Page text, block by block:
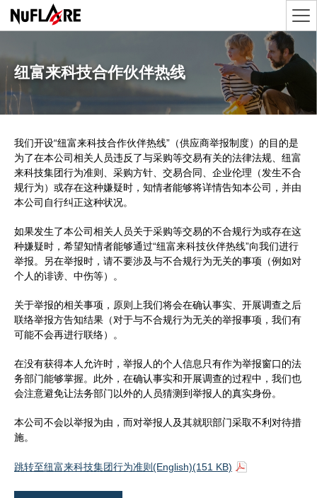
纽富来科技合作伙伴热线
我们开设“纽富来科技合作伙伴热线”（供应商举报制度）的目的是
为了在本公司相关人员违反了与采购等交易有关的法律法规、纽富
来科技集团行为准则、采购方针、交易合同、企业伦理（发生不合
规行为）或存在这种嫌疑时，知情者能够将详情告知本公司，并由
本公司自行纠正这种状况。
如果发生了本公司相关人员关于采购等交易的不合规行为或存在这
种嫌疑时，希望知情者能够通过“纽富来科技伙伴热线”向我们进行
举报。另在举报时，请不要涉及与不合规行为无关的事项（例如对
个人的诽谤、中伤等）。
关于举报的相关事项，原则上我们将会在确认事实、开展调查之后
联络举报方告知结果（对于与不合规行为无关的举报事项，我们有
可能不会再进行联络）。
在没有获得本人允许时，举报人的个人信息只有作为举报窗口的法
务部门能够掌握。此外，在确认事实和开展调查的过程中，我们也
会注意避免让法务部门以外的人员猜测到举报人的真实身份。
本公司不会以举报为由，而对举报人及其就职部门采取不利对待措
施。
跳转至纽富来科技集团行为准则(English)(151 KB)